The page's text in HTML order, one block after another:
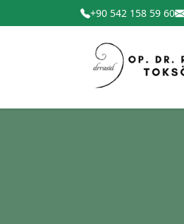
+90 542 158 59 60